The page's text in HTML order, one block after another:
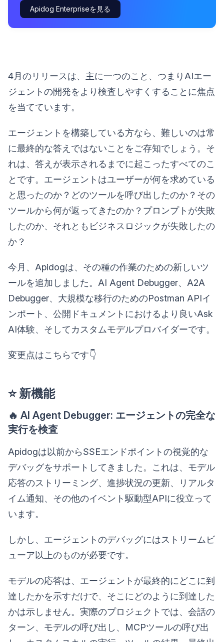
Apidog Enterpriseを見る
4月のリリースは、主に一つのこと、つまりAIエー
ジェントの開発をより検査しやすくすることに焦点
を当てています。
エージェントを構築している方なら、難しいのは常
に最終的な答えではないことをご存知でしょう。そ
れは、答えが表示されるまでに起こったすべてのこ
とです。エージェントはユーザーが何を求めている
と思ったのか？どのツールを呼び出したのか？その
ツールから何が返ってきたのか？プロンプトが失敗
したのか、それともビジネスロジックが失敗したの
か？
今月、Apidogは、その種の作業のための新しいツ
ールを追加しました。AI Agent Debugger、A2A
Debugger、大規模な移行のためのPostman APIイ
ンポート、公開ドキュメントにおけるより良いAsk
AI体験、そしてカスタムモデルプロバイダーです。
変更点はこちらです👇
⭐ 新機能
🔥 AI Agent Debugger: エージェントの完全な
実行を検査
Apidogは以前からSSEエンドポイントの視覚的な
デバッグをサポートしてきました。これは、モデル
応答のストリーミング、進捗状況の更新、リアルタ
イム通知、その他のイベント駆動型APIに役立って
います。
しかし、エージェントのデバッグにはストリームビ
ューア以上のものが必要です。
モデルの応答は、エージェントが最終的にどこに到
達したかを示すだけで、そこにどのように到達した
かは示しません。実際のプロジェクトでは、会話の
ターン、モデルの呼び出し、MCPツールの呼び出